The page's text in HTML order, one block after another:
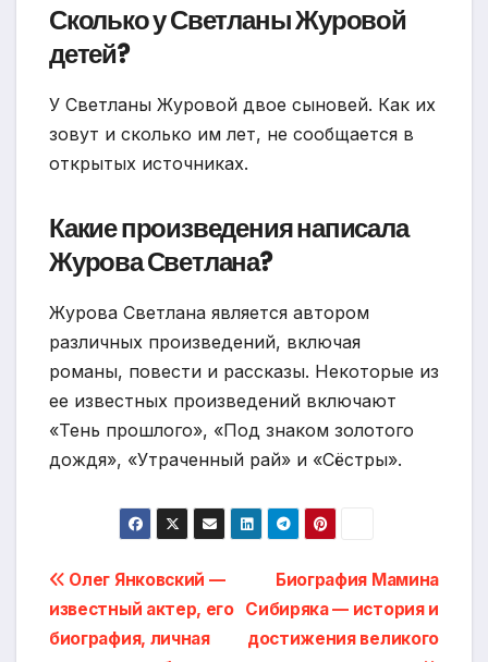
Сколько у Светланы Журовой
детей?
У Светланы Журовой двое сыновей. Как их
зовут и сколько им лет, не сообщается в
открытых источниках.
Какие произведения написала
Журова Светлана?
Журова Светлана является автором
различных произведений, включая
романы, повести и рассказы. Некоторые из
ее известных произведений включают
«Тень прошлого», «Под знаком золотого
дождя», «Утраченный рай» и «Сёстры».
Навигация
по
Биография Мамина
Сибиряка — история и
достижения великого
Олег Янковский —
известный актер, его
биография, личная